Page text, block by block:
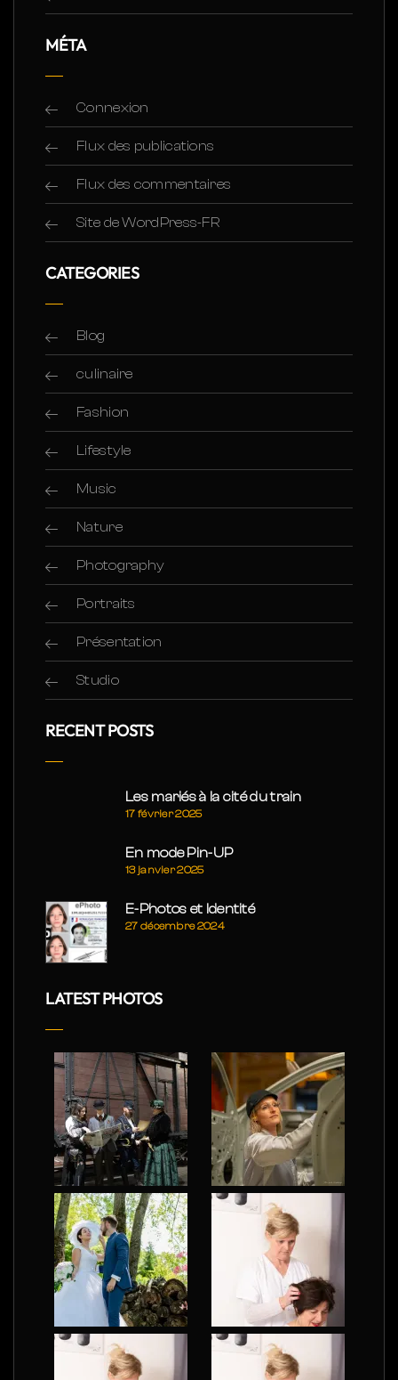
MÉTA
Connexion
Flux des publications
Flux des commentaires
Site de WordPress-FR
CATEGORIES
Blog
culinaire
Fashion
Lifestyle
Music
Nature
Photography
Portraits
Présentation
Studio
RECENT POSTS
Les mariés à la cité du train
17 février 2025
En mode Pin-UP
13 janvier 2025
E-Photos et Identité
27 décembre 2024
LATEST PHOTOS